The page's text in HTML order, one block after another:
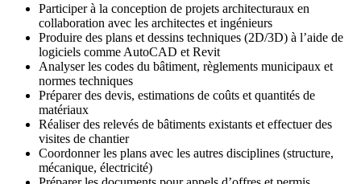
Participer à la conception de projets architecturaux en
collaboration avec les architectes et ingénieurs
Produire des plans et dessins techniques (2D/3D) à l’aide de
logiciels comme AutoCAD et Revit
Analyser les codes du bâtiment, règlements municipaux et
normes techniques
Préparer des devis, estimations de coûts et quantités de
matériaux
Réaliser des relevés de bâtiments existants et effectuer des
visites de chantier
Coordonner les plans avec les autres disciplines (structure,
mécanique, électricité)